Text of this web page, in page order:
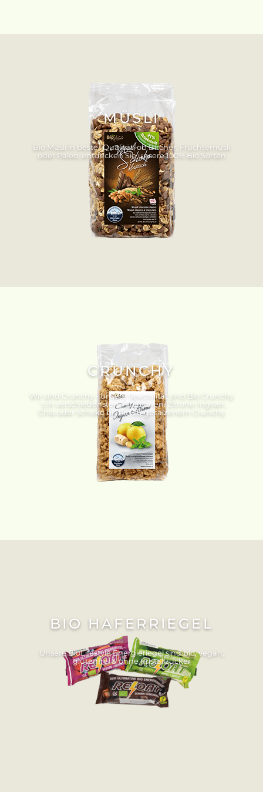
MÜSLI
Bio Müsli in bester Qualität, ob Bircher, Früchtemüsli
oder Paleo, entdecken Sie unsere 100% Bio Sorten
CRUNCHY
Wir sind Crunchy - unsere Spezialität sind Bio Crunchy
´s in verschiedensten Variationen. Zitrone-Ingwer,
Chia oder Schoko bis hin zu gesalzenem Crunchy
BIO HAFERRIEGEL
Unsere BioLifestyle Energieriegel sind bio, vegan,
glutenfrei & ohne Kristallzucker